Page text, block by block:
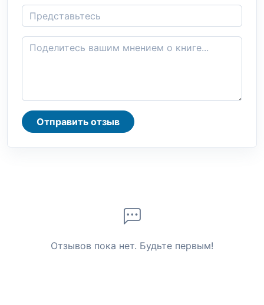
Отправить отзыв
Отзывов пока нет. Будьте первым!